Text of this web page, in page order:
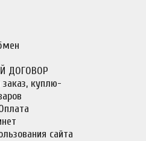
ДОГОВОР
куплю-
сайта